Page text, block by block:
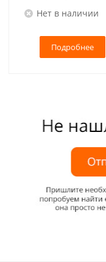
Нет в наличии
Подробнее